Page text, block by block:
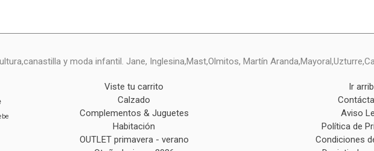
y moda infantil. Jane, Inglesina,Mast,Olmitos, Martín
Viste tu carrito
Calzado
Complementos & Juguetes
Habitación
OUTLET primavera - verano
Ir
Aviso
Política de
Condiciones